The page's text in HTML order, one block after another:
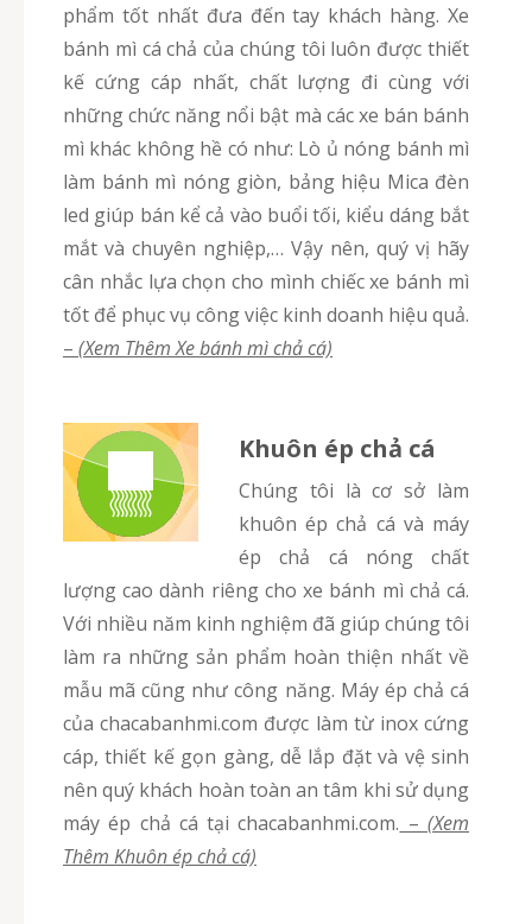
phẩm tốt nhất đưa đến tay khách hàng. Xe
bánh mì cá chả của chúng tôi luôn được thiết
kế cứng cáp nhất, chất lượng đi cùng với
những chức năng nổi bật mà các xe bán bánh
mì khác không hề có như: Lò ủ nóng bánh mì
làm bánh mì nóng giòn, bảng hiệu Mica đèn
led giúp bán kể cả vào buổi tối, kiểu dáng bắt
mắt và chuyên nghiệp,… Vậy nên, quý vị hãy
cân nhắc lựa chọn cho mình chiếc xe bánh mì
tốt để phục vụ công việc kinh doanh hiệu quả.
– (Xem Thêm Xe bánh mì chả cá)
Khuôn ép chả cá
Chúng tôi là cơ sở làm
khuôn ép chả cá và máy
ép chả cá nóng chất
lượng cao dành riêng cho xe bánh mì chả cá.
Với nhiều năm kinh nghiệm đã giúp chúng tôi
làm ra những sản phẩm hoàn thiện nhất về
mẫu mã cũng như công năng. Máy ép chả cá
của chacabanhmi.com được làm từ inox cứng
cáp, thiết kế gọn gàng, dễ lắp đặt và vệ sinh
nên quý khách hoàn toàn an tâm khi sử dụng
máy ép chả cá tại chacabanhmi.com. –(Xem
Thêm Khuôn ép chả cá)